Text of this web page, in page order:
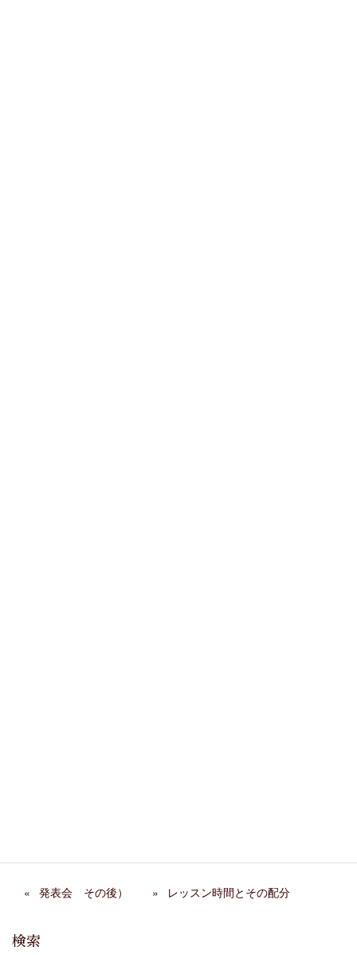
発表会 その後） レッスン時間とその配分
検索